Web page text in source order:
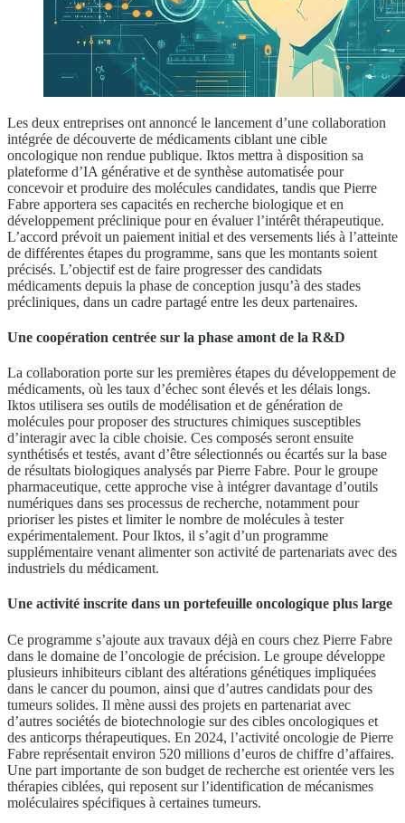
Les deux entreprises ont annoncé le lancement d’une collaboration
intégrée de découverte de médicaments ciblant une cible
oncologique non rendue publique. Iktos mettra à disposition sa
plateforme d’IA générative et de synthèse automatisée pour
concevoir et produire des molécules candidates, tandis que Pierre
Fabre apportera ses capacités en recherche biologique et en
développement préclinique pour en évaluer l’intérêt thérapeutique.
L’accord prévoit un paiement initial et des versements liés à l’atteinte
de différentes étapes du programme, sans que les montants soient
précisés. L’objectif est de faire progresser des candidats
médicaments depuis la phase de conception jusqu’à des stades
précliniques, dans un cadre partagé entre les deux partenaires.
Une coopération centrée sur la phase amont de la R&D
La collaboration porte sur les premières étapes du développement de
médicaments, où les taux d’échec sont élevés et les délais longs.
Iktos utilisera ses outils de modélisation et de génération de
molécules pour proposer des structures chimiques susceptibles
d’interagir avec la cible choisie. Ces composés seront ensuite
synthétisés et testés, avant d’être sélectionnés ou écartés sur la base
de résultats biologiques analysés par Pierre Fabre. Pour le groupe
pharmaceutique, cette approche vise à intégrer davantage d’outils
numériques dans ses processus de recherche, notamment pour
prioriser les pistes et limiter le nombre de molécules à tester
expérimentalement. Pour Iktos, il s’agit d’un programme
supplémentaire venant alimenter son activité de partenariats avec des
industriels du médicament.
Une activité inscrite dans un portefeuille oncologique plus large
Ce programme s’ajoute aux travaux déjà en cours chez Pierre Fabre
dans le domaine de l’oncologie de précision. Le groupe développe
plusieurs inhibiteurs ciblant des altérations génétiques impliquées
dans le cancer du poumon, ainsi que d’autres candidats pour des
tumeurs solides. Il mène aussi des projets en partenariat avec
d’autres sociétés de biotechnologie sur des cibles oncologiques et
des anticorps thérapeutiques. En 2024, l’activité oncologie de Pierre
Fabre représentait environ 520 millions d’euros de chiffre d’affaires.
Une part importante de son budget de recherche est orientée vers les
thérapies ciblées, qui reposent sur l’identification de mécanismes
moléculaires spécifiques à certaines tumeurs.